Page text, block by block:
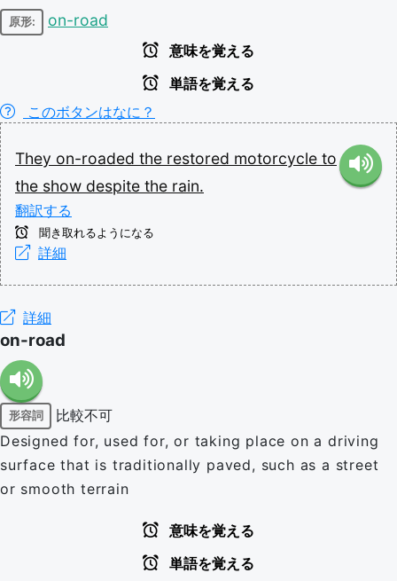
原形: on-road
意味を覚える
単語を覚える
このボタンはなに？
They on-roaded the restored motorcycle to
the show despite the rain.
翻訳する
聞き取れるようになる
詳細
詳細
on-road
形容詞
比較不可
Designed for, used for, or taking place on a driving
surface that is traditionally paved, such as a street
or smooth terrain
意味を覚える
単語を覚える